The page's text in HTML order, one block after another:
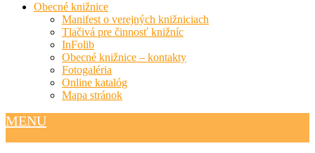
Obecné knižnice
Manifest o verejných knižniciach
Tlačivá pre činnosť knižníc
InFolib
Obecné knižnice – kontakty
Fotogaléria
Online katalóg
Mapa stránok
MENU